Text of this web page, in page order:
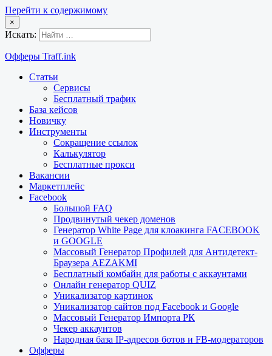
Перейти к содержимому
×
Искать:
Офферы Traff.ink
Статьи
Сервисы
Бесплатный трафик
База кейсов
Новичку
Инструменты
Сокращение ссылок
Калькулятор
Бесплатные прокси
Вакансии
Маркетплейс
Facebook
Большой FAQ
Продвинутый чекер доменов
Генератор White Page для клоакинга FACEBOOK
и GOOGLE
Массовый Генератор Профилей для Антидетект-
Браузера AEZAKMI
Бесплатный комбайн для работы с аккаунтами
Онлайн генератор QUIZ
Уникализатор картинок
Уникализатор сайтов под Facebook и Google
Массовый Генератор Импорта РК
Чекер аккаунтов
Народная база IP-адресов ботов и FB-модераторов
Офферы